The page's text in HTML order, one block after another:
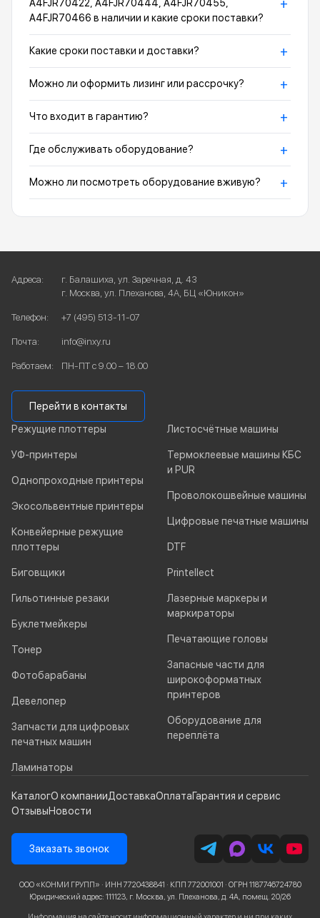
A4FJR70422, A4FJR70444, A4FJR70455,
A4FJR70466 в наличии и какие сроки поставки?
Какие сроки поставки и доставки? +
Можно ли оформить лизинг или рассрочку? +
Что входит в гарантию? +
Где обслуживать оборудование? +
Можно ли посмотреть оборудование вживую? +
Режущие плоттеры
УФ-принтеры
Однопроходные принтеры
Экосольвентные принтеры
Конвейерные режущие
плоттеры
Биговщики
Гильотинные резаки
Буклетмейкеры
Тонер
Фотобарабаны
Девелопер
Запчасти для цифровых
печатных машин
Ламинаторы
Листосчётные машины
Термоклеевые машины КБС
и PUR
Проволокошвейные машины
Цифровые печатные машины
DTF
Printellect
Лазерные маркеры и
маркираторы
Печатающие головы
Запасные части для
широкоформатных
принтеров
Оборудование для
переплёта
КаталогО компанииДоставкаОплатаГарантия и сервис
ОтзывыНовости
Адреса:
г. Балашиха, ул. Заречная, д. 43
г. Москва, ул. Плеханова, 4А, БЦ «Юникон»
Телефон: +7 (495) 513-11-07
Почта: info@inxy.ru
Работаем: ПН-ПТ с 9.00 – 18.00
Перейти в контакты
Заказать звонок
ООО «КОНМИ ГРУПП» · ИНН 7720438841 · КПП 772001001 · ОГРН 1187746724780
Юридический адрес: 111123, г. Москва, ул. Плеханова, д. 4А, помещ. 20/26